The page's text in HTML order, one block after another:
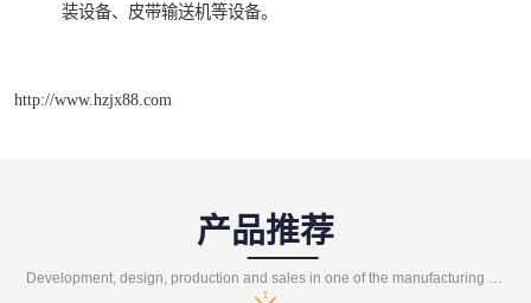
装设备、皮带输送机等设备。
http://www.hzjx88.com
产品推荐
Development, design, production and sales in one of the manufacturing enterprises